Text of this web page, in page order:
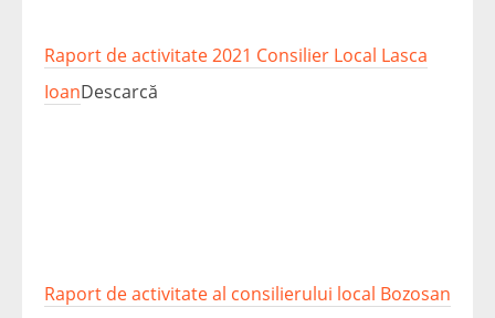
Raport de activitate 2021 Consilier Local Lasca
IoanDescarcă
Raport de activitate al consilierului local Bozosan